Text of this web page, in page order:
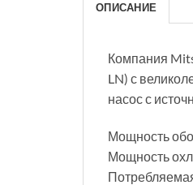
ОПИСАНИЕ
Компания
LN) с
насос с
Мощность
Мощность